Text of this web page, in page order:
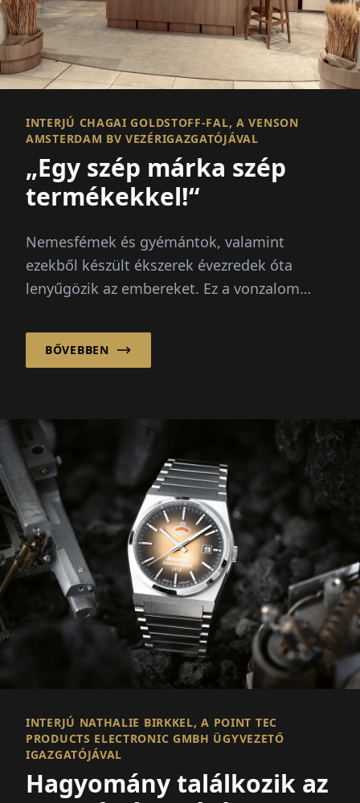
INTERJÚ CHAGAI GOLDSTOFF-FAL, A VENSON
AMSTERDAM BV VEZÉRIGAZGATÓJÁVAL
„Egy szép márka szép
termékekkel!“
Nemesfémek és gyémántok, valamint
ezekből készült ékszerek évezredek óta
lenyűgözik az embereket. Ez a vonzalom
BŐVEBBEN
INTERJÚ NATHALIE BIRKKEL, A POINT TEC
PRODUCTS ELECTRONIC GMBH ÜGYVEZETŐ
IGAZGATÓJÁVAL
Hagyomány találkozik az